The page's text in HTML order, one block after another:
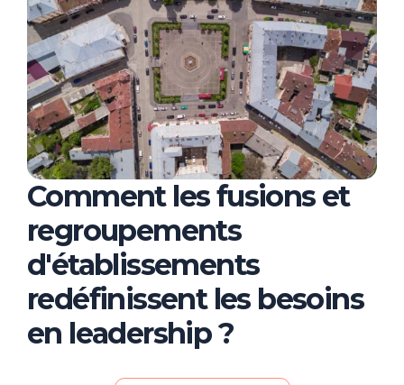
Comment les fusions et
regroupements
d'établissements
redéfinissent les besoins
en leadership ?